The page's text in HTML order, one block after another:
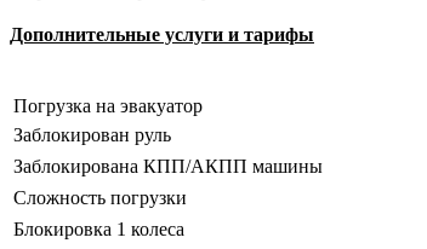
Дополнительные услуги и тарифы
Погрузка на эвакуатор
Заблокирован руль
Заблокирована КПП/АКПП машины
Сложность погрузки
Блокировка 1 колеса